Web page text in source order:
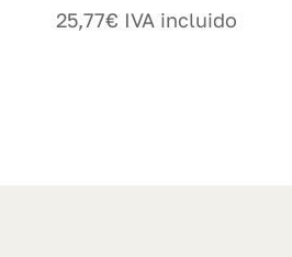
25,77€ IVA incluido